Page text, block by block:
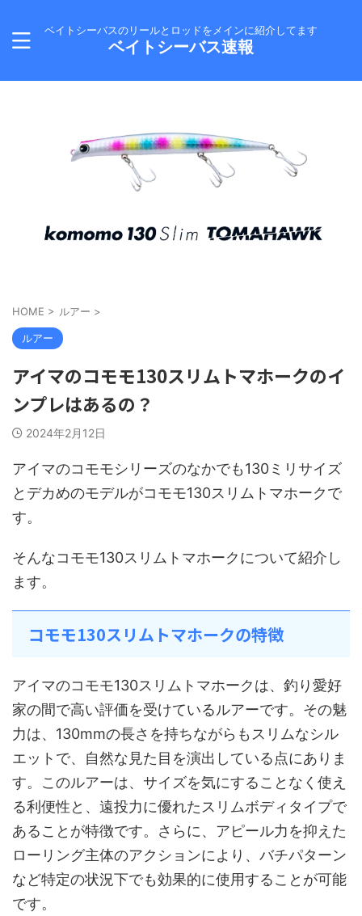
ベイトシーバスのリールとロッドをメインに紹介してます
ベイトシーバス速報
HOME > ルアー >
ルアー
アイマのコモモ130スリムトマホークのイ
ンプレはあるの？
2024年2月12日
アイマのコモモシリーズのなかでも130ミリサイズ
とデカめのモデルがコモモ130スリムトマホークで
す。
そんなコモモ130スリムトマホークについて紹介し
ます。
コモモ130スリムトマホークの特徴
アイマのコモモ130スリムトマホークは、釣り愛好
家の間で高い評価を受けているルアーです。その魅
力は、130mmの長さを持ちながらもスリムなシル
エットで、自然な見た目を演出している点にありま
す。このルアーは、サイズを気にすることなく使え
る利便性と、遠投力に優れたスリムボディタイプで
あることが特徴です。さらに、アピール力を抑えた
ローリング主体のアクションにより、バチパターン
など特定の状況下でも効果的に使用することが可能
です。